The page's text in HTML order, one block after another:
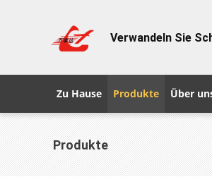
Verwandeln Sie
Zu Hause Produkte Über
Produkte